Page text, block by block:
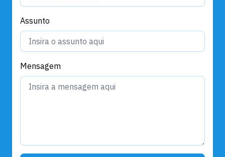
Assunto
Mensagem